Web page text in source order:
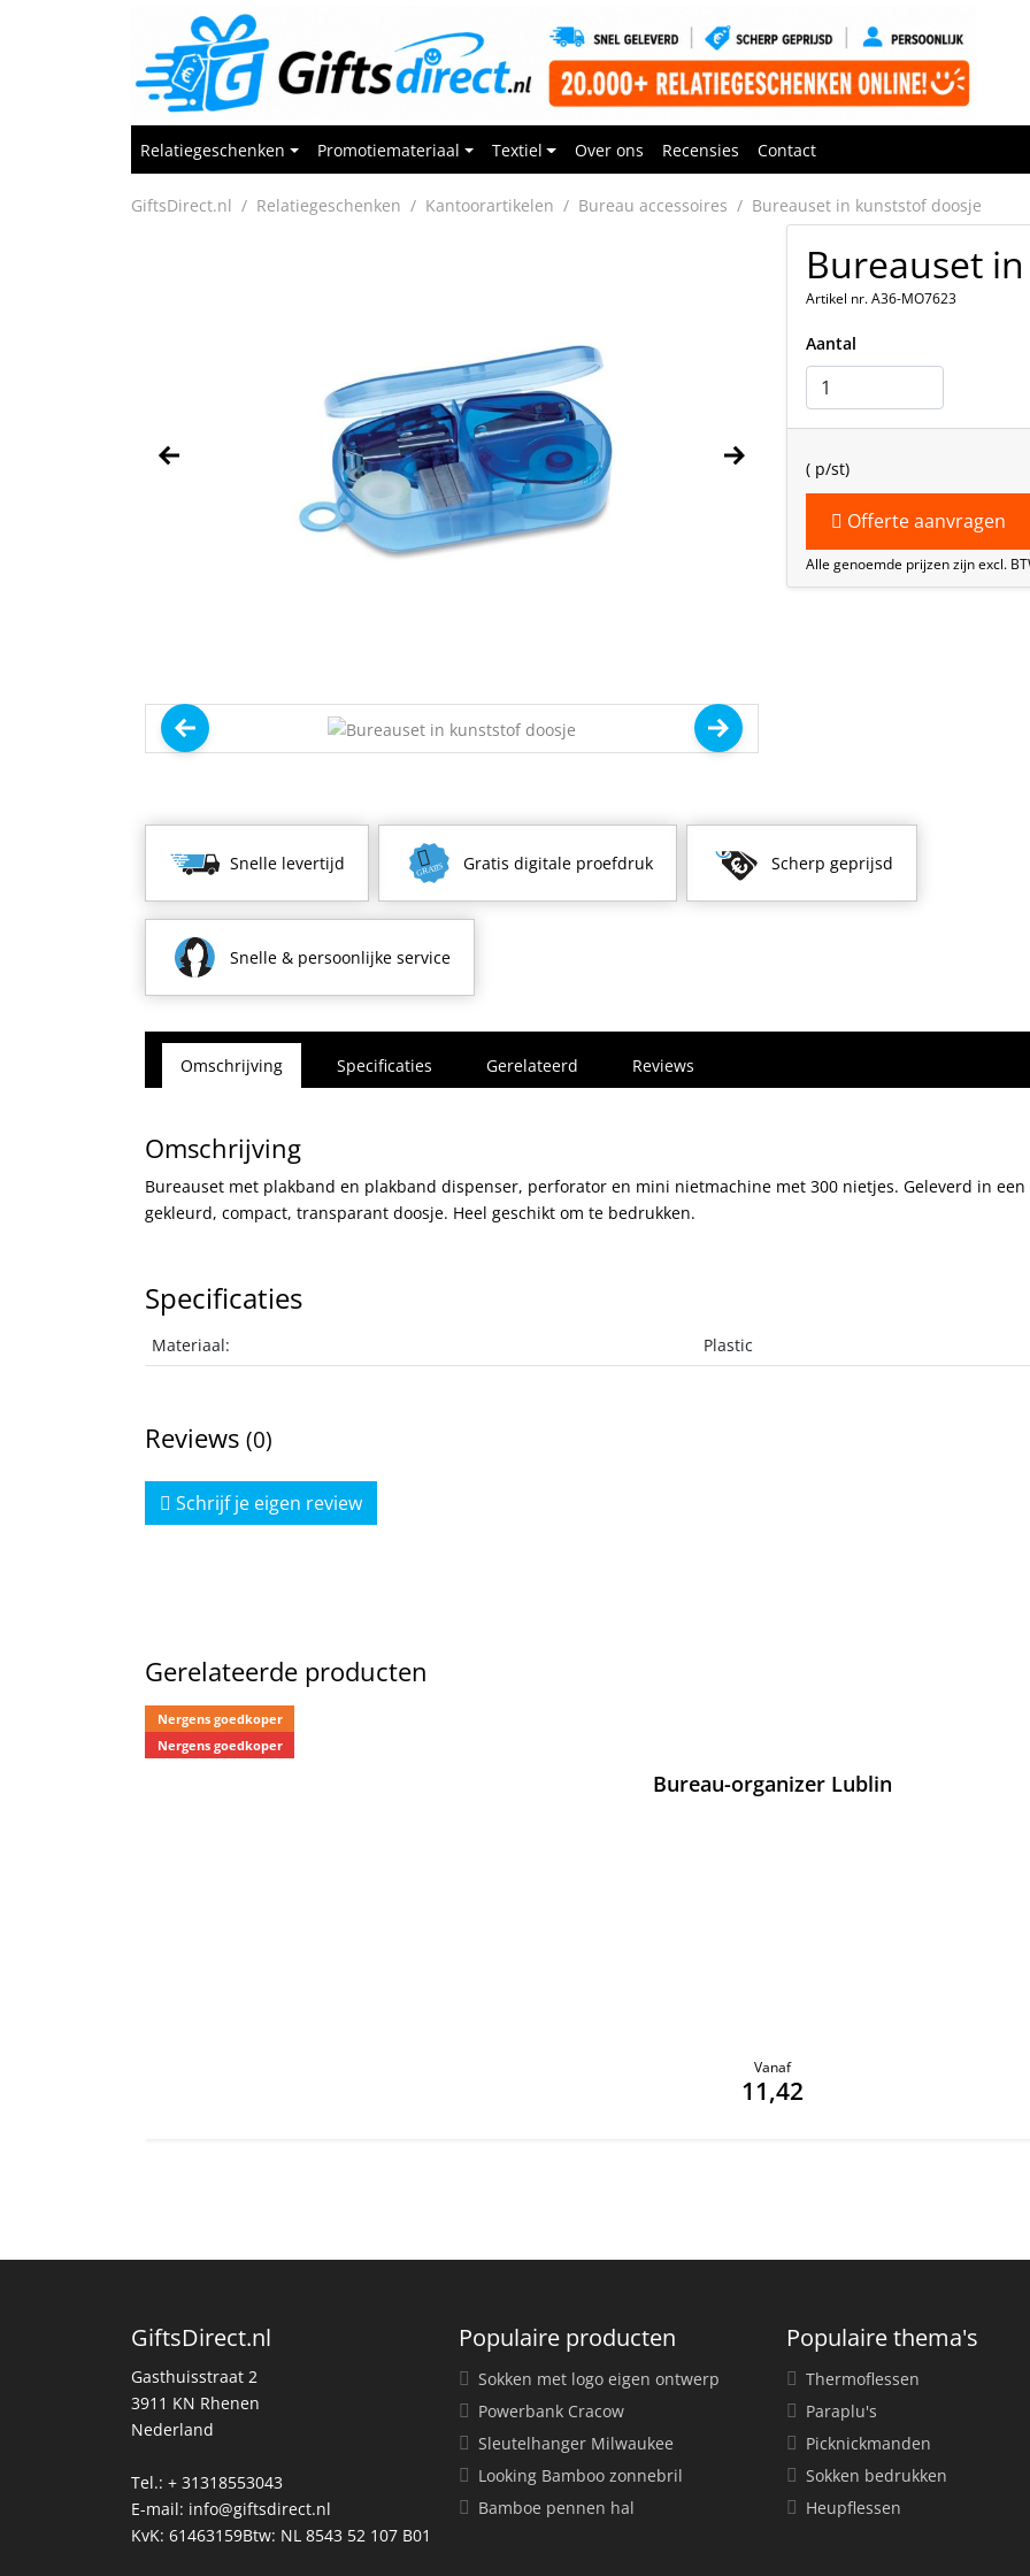
Relatiegeschenken
Promotiemateriaal Textiel Over ons Recensies Contact
GiftsDirect.nl Relatiegeschenken Kantoorartikelen Bureau accessoires Bureauset in kunststof doosje
Bureauset
Artikel nr. A36-MO7623
Aantal
( p/st)
Offerte aanvragen
Alle genoemde prijzen zijn excl.
Snelle levertijd Gratis digitale proefdruk Scherp geprijsd
Snelle & persoonlijke service
Omschrijving Specificaties Gerelateerd Reviews
Omschrijving
Bureauset met plakband en plakband dispenser, perforator en mini nietmachine met 300 nietjes. Geleverd in een
gekleurd, compact, transparant doosje. Heel geschikt om te bedrukken.
Specificaties
Materiaal: Plastic
Reviews (0)
Schrijf je eigen review
Gerelateerde producten
Nergens goedkoper
Nergens goedkoper
Bureau-organizer Lublin
Vanaf
11,42
GiftsDirect.nl
Gasthuisstraat 2
3911 KN Rhenen
Nederland
Tel.: + 31318553043
E-mail: info@giftsdirect.nl
KvK: 61463159Btw: NL 8543 52 107 B01
Populaire producten
Sokken met logo eigen ontwerp
Powerbank Cracow
Sleutelhanger Milwaukee
Looking Bamboo zonnebril
Bamboe pennen hal
Populaire thema's
Thermoflessen
Paraplu's
Picknickmanden
Sokken bedrukken
Heupflessen